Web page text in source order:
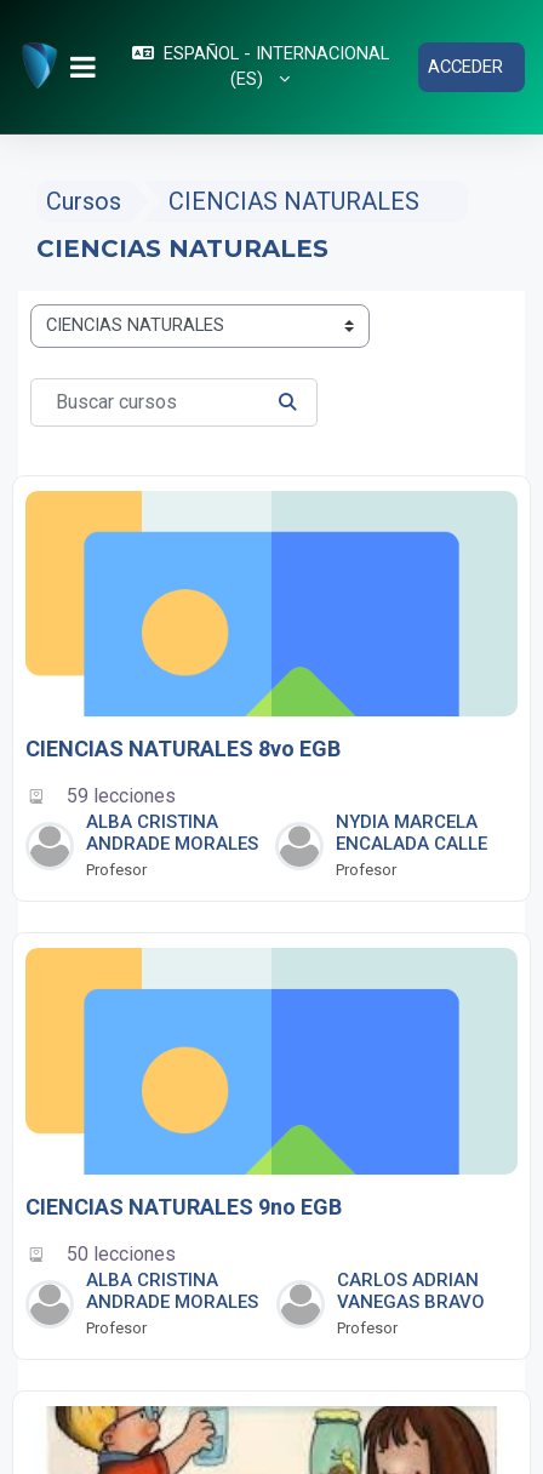
PANEL LATERAL
ESPAÑOL - INTERNACIONAL
‎(ES)‎
ACCEDER
Cursos
CIENCIAS NATURALES
CIENCIAS NATURALES
Categorías
Buscar cursos
BUSCAR CURSOS
CIENCIAS NATURALES 8vo EGB
59 lecciones
ALBA CRISTINA
ANDRADE MORALES
Profesor
NYDIA MARCELA
ENCALADA CALLE
Profesor
CIENCIAS NATURALES 9no EGB
50 lecciones
ALBA CRISTINA
ANDRADE MORALES
Profesor
CARLOS ADRIAN
VANEGAS BRAVO
Profesor